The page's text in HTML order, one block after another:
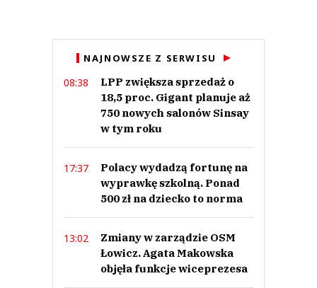
NAJNOWSZE Z SERWISU
08:38
LPP zwiększa sprzedaż o
18,5 proc. Gigant planuje aż
750 nowych salonów Sinsay
w tym roku
17:37
Polacy wydadzą fortunę na
wyprawkę szkolną. Ponad
500 zł na dziecko to norma
13:02
Zmiany w zarządzie OSM
Łowicz. Agata Makowska
objęła funkcje wiceprezesa